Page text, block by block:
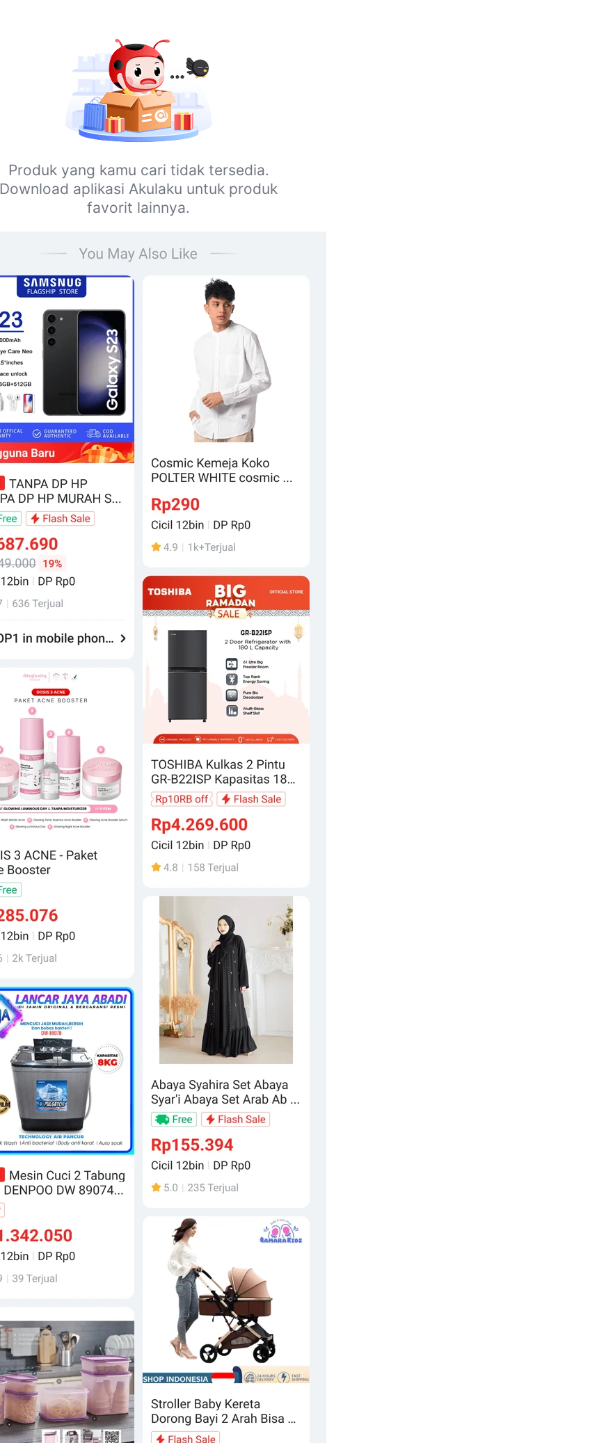
Produk yang kamu cari tidak tersedia.
Download aplikasi Akulaku untuk produk
favorit lainnya.